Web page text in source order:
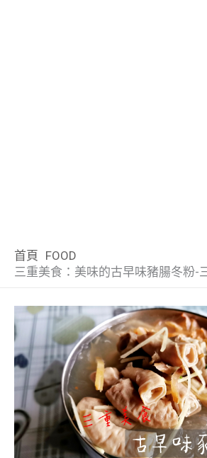
首頁 FOOD
三重美食：美味的古早味豬腸冬粉-